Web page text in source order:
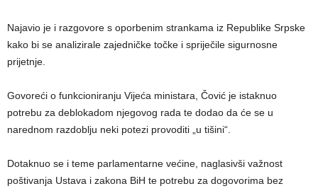
Najavio je i razgovore s oporbenim strankama iz Republike Srpske
kako bi se analizirale zajedničke točke i spriječile sigurnosne
prijetnje.
Govoreći o funkcioniranju Vijeća ministara, Čović je istaknuo
potrebu za deblokadom njegovog rada te dodao da će se u
narednom razdoblju neki potezi provoditi „u tišini“.
Dotaknuo se i teme parlamentarne većine, naglasivši važnost
poštivanja Ustava i zakona BiH te potrebu za dogovorima bez